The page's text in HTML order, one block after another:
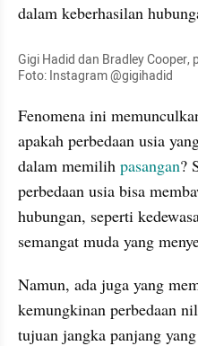
dalam keberhasilan
Gigi Hadid dan Bradley
Foto: Instagram @gigihadid
Fenomena ini
apakah perbedaan usia
dalam memilih pasangan?
perbedaan usia bisa
hubungan, seperti
semangat muda yang
Namun, ada juga yang
kemungkinan perbedaan
tujuan jangka panjang